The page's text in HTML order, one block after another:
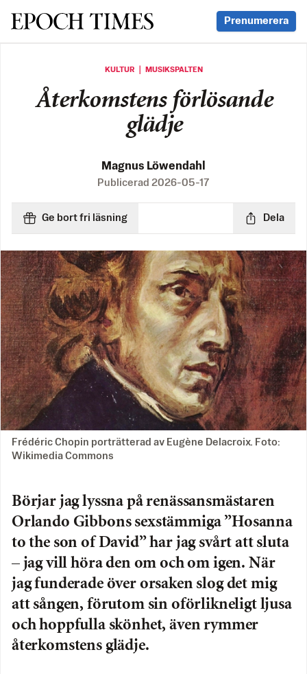
Svenska Epoch Times Prenumerera
KULTUR ｜ MUSIKSPALTEN
Återkomstens förlösande
glädje
Magnus Löwendahl
Publicerad 2026-05-17
Ge bort fri läsning Dela
Frédéric Chopin porträtterad av Eugène Delacroix. Foto:
Wikimedia Commons
Börjar jag lyssna på renässansmästaren
Orlando Gibbons sexstämmiga ”Hosanna
to the son of David” har jag svårt att sluta
– jag vill höra den om och om igen. När
jag funderade över orsaken slog det mig
att sången, förutom sin oförlikneligt ljusa
och hoppfulla skönhet, även rymmer
återkomstens glädje.